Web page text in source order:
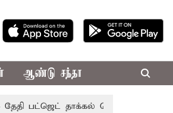
ஆண்டு சந்தா
தாக்கல் செய்கிறார் முதல்-அமைச்சர்